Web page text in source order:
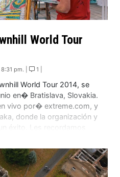
World Tour
pm. | 1 |
World Tour 2014, se
en� Bratislava, Slovakia.
vivo por� extreme.com, y
donde la organización y
éxito. Les recordamos